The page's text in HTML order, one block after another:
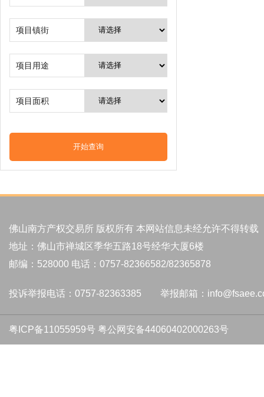
项目镇街
项目用途
项目面积
佛山南方产权交易所 版权所有 本网站信息未经允许不得转载
地址：佛山市禅城区季华五路18号经华大厦6楼
邮编：528000 电话：0757-82366582/82365878
投诉举报电话：0757-82363385 举报邮箱：
粤ICP备11055959号 粤公网安备44060402000263号